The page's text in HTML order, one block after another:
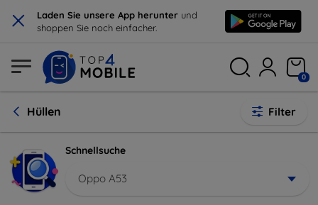
× Laden Sie unsere App herunter und
shoppen Sie noch einfacher.
0
Hüllen Filter
Schnellsuche
Oppo A53